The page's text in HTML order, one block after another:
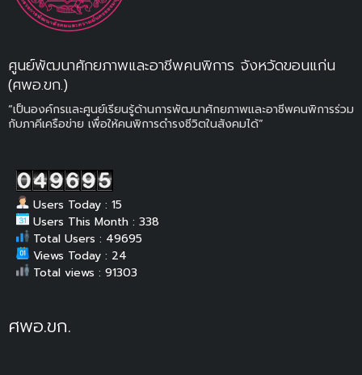
ศูนย์พัฒนาศักยภาพและอาชีพคนพิการ จังหวัดขอนแก่น
(ศพอ.ขก.)
“เป็นองค์กรและศูนย์เรียนรู้ด้านการพัฒนาศักยภาพและอาชีพคนพิการร่วม
กับภาคีเครือข่าย เพื่อให้คนพิการดำรงชีวิตในสังคมได้”
Users Today : 15
Users This Month : 338
Total Users : 49695
Views Today : 24
Total views : 91303
ศพอ.ขก.